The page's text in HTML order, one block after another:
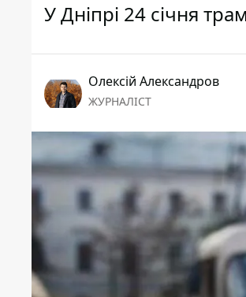
У Дніпрі 24 січня
Олексій Александров
ЖУРНАЛІСТ